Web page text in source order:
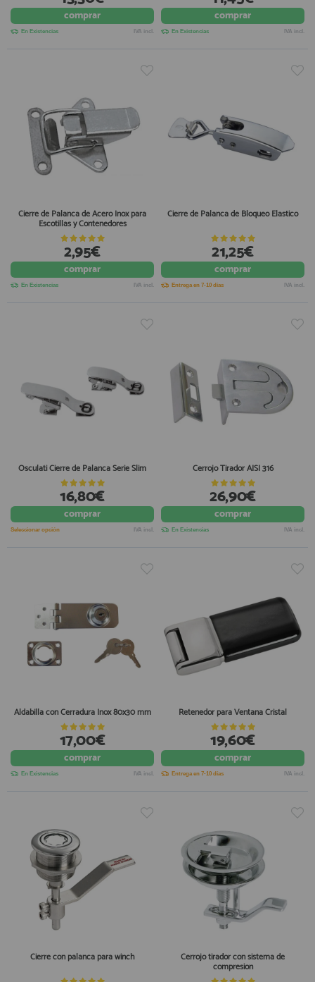
comprar
En Existencias IVA incl.
comprar
En Existencias IVA incl.
Cierre de Palanca de Acero Inox para
Escotillas y Contenedores
2,95€
comprar
En Existencias IVA incl.
Cierre de Palanca de Bloqueo Elastico
21,25€
comprar
Entrega en 7-10 días IVA incl.
Osculati Cierre de Palanca Serie Slim
16,80€
comprar
Seleccionar opción IVA incl.
Cerrojo Tirador AISI 316
26,90€
comprar
En Existencias IVA incl.
Aldabilla con Cerradura Inox 80x30 mm
17,00€
comprar
En Existencias IVA incl.
Retenedor para Ventana Cristal
19,60€
comprar
Entrega en 7-10 días IVA incl.
Cierre con palanca para winch Cerrojo tirador con sistema de
compresion